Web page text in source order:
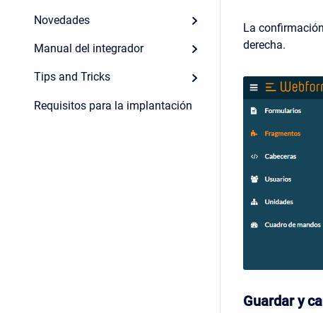
Novedades
Manual del integrador
Tips and Tricks
Requisitos para la implantación
La
derecha.
Guardar y